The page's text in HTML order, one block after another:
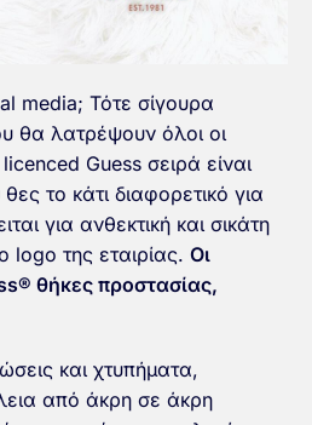
media; Τότε σίγουρα
θα λατρέψουν όλοι οι
Guess σειρά είναι
το κάτι διαφορετικό για
για ανθεκτική και σικάτη
logo της εταιρίας. Οι
θήκες προστασίας,
και χτυπήματα,
από άκρη σε άκρη